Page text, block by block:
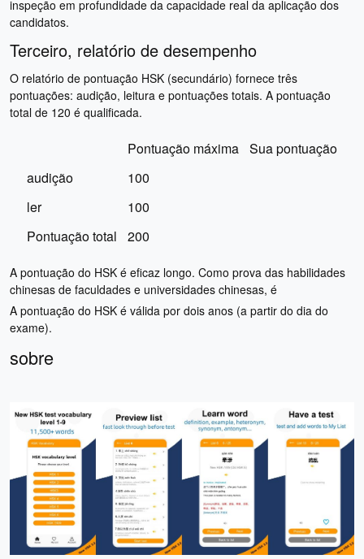
inspeção em profundidade da capacidade real da aplicação dos
candidatos.
Terceiro, relatório de desempenho
O relatório de pontuação HSK (secundário) fornece três
pontuações: audição, leitura e pontuações totais. A pontuação
total de 120 é qualificada.
Pontuação máxima Sua pontuação
audição
100
ler
100
Pontuação total
200
A pontuação do HSK é eficaz longo. Como prova das habilidades
chinesas de faculdades e universidades chinesas, é
A pontuação do HSK é válida por dois anos (a partir do dia do
exame).
sobre